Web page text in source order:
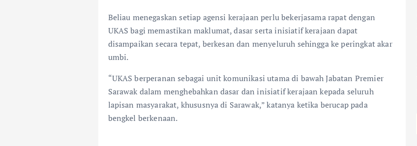
Beliau menegaskan setiap agensi kerajaan perlu bekerjasama rapat dengan
UKAS bagi memastikan maklumat, dasar serta inisiatif kerajaan dapat
disampaikan secara tepat, berkesan dan menyeluruh sehingga ke peringkat akar
umbi.
“UKAS berperanan sebagai unit komunikasi utama di bawah Jabatan Premier
Sarawak dalam menghebahkan dasar dan inisiatif kerajaan kepada seluruh
lapisan masyarakat, khususnya di Sarawak,” katanya ketika berucap pada
bengkel berkenaan.